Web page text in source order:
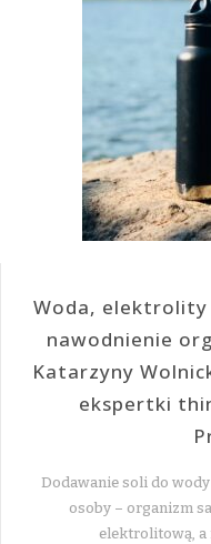
Woda, elektrolity
nawodnienie
Katarzyny
ekspertki
Dodawanie soli do
osoby – organizm
elektrolitową, a